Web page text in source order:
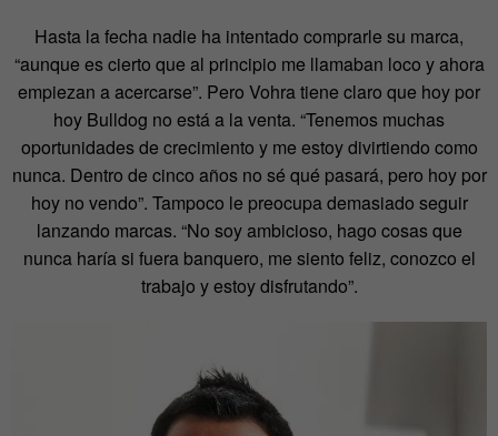
Hasta la fecha nadie ha intentado comprarle su marca,
“aunque es cierto que al principio me llamaban loco y ahora
empiezan a acercarse”. Pero Vohra tiene claro que hoy por
hoy Bulldog no está a la venta. “Tenemos muchas
oportunidades de crecimiento y me estoy divirtiendo como
nunca. Dentro de cinco años no sé qué pasará, pero hoy por
hoy no vendo”. Tampoco le preocupa demasiado seguir
lanzando marcas. “No soy ambicioso, hago cosas que
nunca haría si fuera banquero, me siento feliz, conozco el
trabajo y estoy disfrutando”.